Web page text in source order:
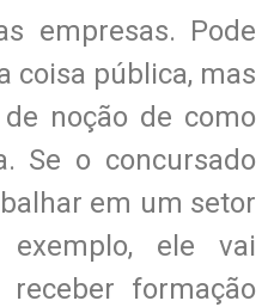
empresas. Pode
coisa pública, mas
noção de como
Se o concursado
em um setor
ele vai
formação